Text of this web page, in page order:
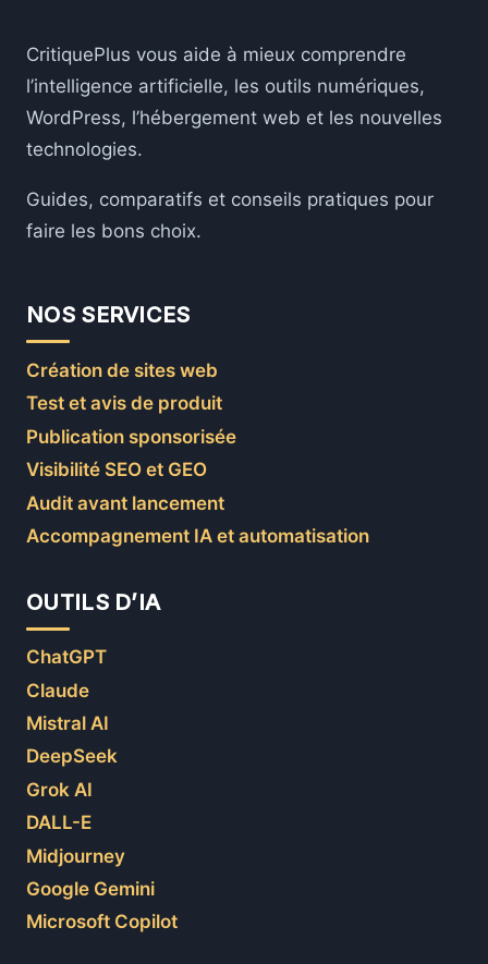
CritiquePlus vous aide à mieux comprendre
l’intelligence artificielle, les outils numériques,
WordPress, l’hébergement web et les nouvelles
technologies.
Guides, comparatifs et conseils pratiques pour
faire les bons choix.
NOS SERVICES
Création de sites web
Test et avis de produit
Publication sponsorisée
Visibilité SEO et GEO
Audit avant lancement
Accompagnement IA et automatisation
OUTILS D’IA
ChatGPT
Claude
Mistral AI
DeepSeek
Grok AI
DALL-E
Midjourney
Google Gemini
Microsoft Copilot